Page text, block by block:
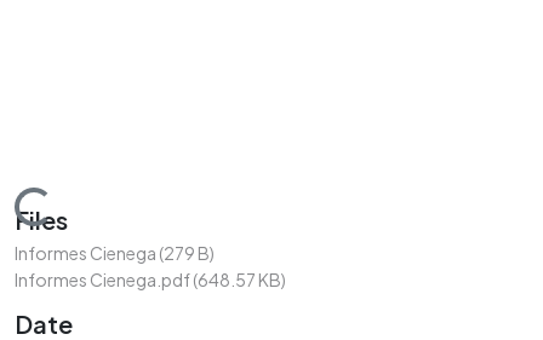
Loading...
Files
Informes Cienega (279 B)
Informes Cienega.pdf(648.57 KB)
Date